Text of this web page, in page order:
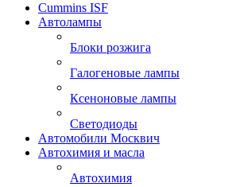
Cummins ISF
Автолампы
Блоки розжига
Галогеновые лампы
Ксеноновые лампы
Светодиоды
Автомобили Москвич
Автохимия и масла
Автохимия